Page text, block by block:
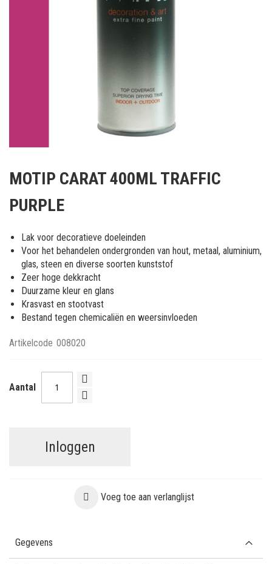
het
van
afbeeldingen-
gallerij
MOTIP CARAT 400ML TRAFFIC
PURPLE
Lak voor decoratieve doeleinden
Voor het behandelen ondergronden van hout, metaal, aluminium,
glas, steen en diverse soorten kunststof
Zeer hoge dekkracht
Duurzame kleur en glans
Krasvast en stootvast
Bestand tegen chemicaliën en weersinvloeden
Artikelcode 008020
Aantal
Inloggen
Voeg toe aan verlanglijst
Gegevens